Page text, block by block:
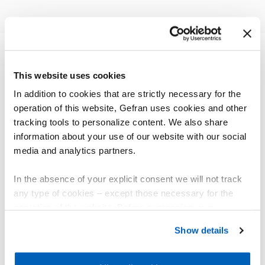
This website uses cookies
In addition to cookies that are strictly necessary for the
operation of this website, Gefran uses cookies and other
tracking tools to personalize content. We also share
information about your use of our website with our social
media and analytics partners.
In the absence of your explicit consent we will not track
any type of cookies – except those necessary for the
Gefran - Cookie
policy.
Show details
AUTRES PRODUITS
Vous pourriez être intéressé par